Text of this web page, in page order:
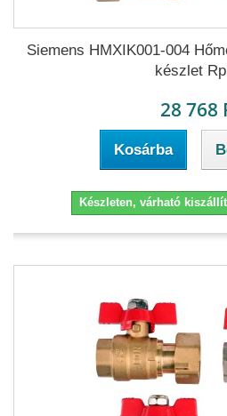
Siemens HMXIK001-004
készlet
28 768
Kosárba
Készleten, várható